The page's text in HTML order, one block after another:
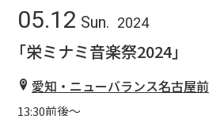
PAST LIVE
05.12 Sun. 2024
「栄ミナミ音楽祭2024」
愛知・ニューバランス名古屋前
13:30前後〜